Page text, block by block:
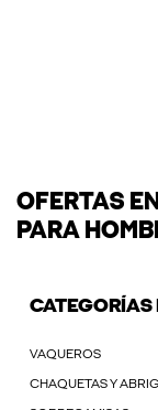
OFERTAS
PARA
CATEGORÍAS
VAQUEROS
CHAQUETAS Y